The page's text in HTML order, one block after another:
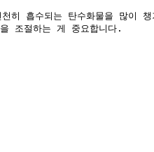
히 흡수되는 탄수화물을 많이
조절하는 게 중요합니다.